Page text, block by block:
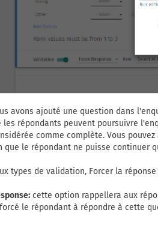
avons ajouté une question dans
les répondants peuvent poursuivre
comme complète. Vous
que le répondant ne puisse continuer
types de validation, Forcer la
cette option rappellera aux
le répondant à répondre à cette